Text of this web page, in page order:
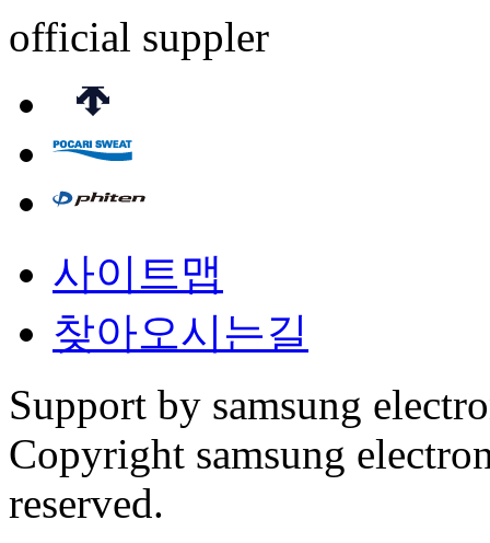
official suppler
사이트맵
찾아오시는길
Support by samsung
Copyright samsung
reserved.